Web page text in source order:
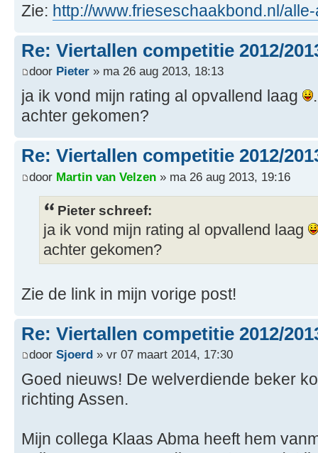
Zie: http://www.frieseschaakbond.nl/
Re: Viertallen competitie 2012/
door Pieter » ma 26 aug 2013, 18:13
ja ik vond mijn rating al opvallend laag
achter gekomen?
Re: Viertallen competitie 2012/
door Martin van Velzen » ma 26 aug 2013, 19:16
Pieter schreef:
ja ik vond mijn rating al opvallend laag
achter gekomen?
Zie de link in mijn vorige post!
Re: Viertallen competitie 2012/
door Sjoerd » vr 07 maart 2014, 17:30
Goed nieuws! De welverdiende beker
richting Assen.
Mijn collega Klaas Abma heeft hem